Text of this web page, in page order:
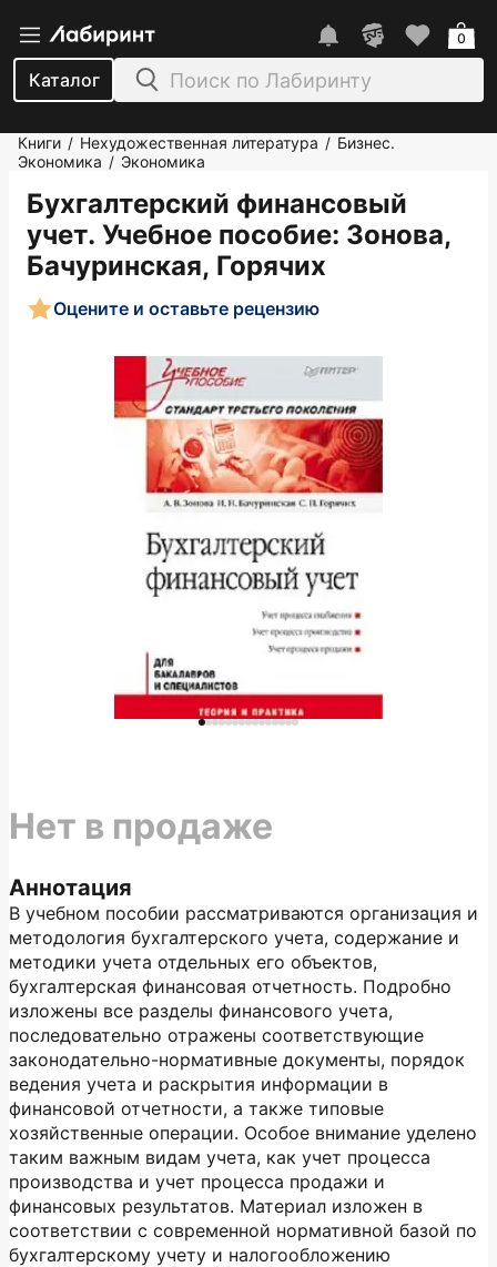
Каталог
0
Книги / Нехудожественная литература / Бизнес.
Экономика / Экономика
Бухгалтерский финансовый
учет. Учебное пособие: Зонова,
Бачуринская, Горячих
Оцените и оставьте рецензию
Аннотация
В учебном пособии рассматриваются организация и
методология бухгалтерского учета, содержание и
методики учета отдельных его объектов,
бухгалтерская финансовая отчетность. Подробно
изложены все разделы финансового учета,
последовательно отражены соответствующие
законодательно-нормативные документы, порядок
ведения учета и раскрытия информации в
финансовой отчетности, а также типовые
хозяйственные операции. Особое внимание уделено
таким важным видам учета, как учет процесса
производства и учет процесса продажи и
финансовых результатов. Материал изложен в
соответствии с современной нормативной базой по
бухгалтерскому учету и налогообложению
Нет в продаже